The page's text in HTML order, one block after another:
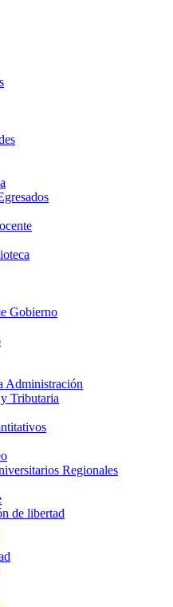
Gobierno
Administración
Tributaria
Regionales
de libertad